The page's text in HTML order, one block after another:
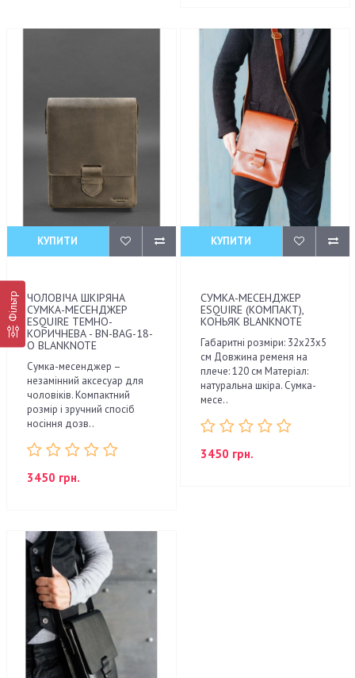
Фільтр
КУПИТИ
ЧОЛОВІЧА ШКІРЯНА
СУМКА-МЕСЕНДЖЕР
ESQUIRE ТЕМНО-
КОРИЧНЕВА - BN-BAG-18-
O BLANKNOTE
Сумка-месенджер –
незамінний аксесуар для
чоловіків. Компактний
розмір і зручний спосіб
носіння дозв..
3450 грн.
КУПИТИ
СУМКА-МЕСЕНДЖЕР
ESQUIRE (КОМПАКТ),
КОНЬЯК BLANKNOTE
Габаритні розміри: 32х23х5
см Довжина ременя на
плече: 120 см Матеріал:
натуральна шкіра. Сумка-
месе..
3450 грн.